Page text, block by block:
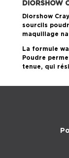
DIORSHOW
Diorshow
sourcils
maquillage
La formule
Poudre
tenue, qui